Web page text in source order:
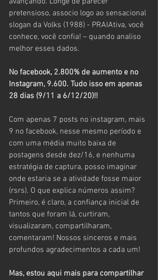
pretensioso, associo logo ao sensacional
slogan da Volks (1988) - PRAIAtiva, você
conhece, você confia! – quando analiso
melhor esses dados.
No facebook, 2.800% de aumento e no
Instagram, 9.600. Tudo isso em apenas
28 dias (9/11 a 6/12/20)!!
Com apenas 7 posts no instagram, mais
9 no facebook, nesse mesmo período e
com uma média muito baixa de
postagens desde dez/16, e nenhuma
estratégia de captura, posso imaginar
onde estaria se a atividade fosse maior
(rsrs). O que explica números assim?
Primeiro, é claro, a confiança inicial de
tantos que foram lá, curtiram,
visualizaram, compartilharam,
comentaram! Nossos sinceros e mais
profundos agradecimentos a cada um!
Mas, estou aqui mais para compartilhar